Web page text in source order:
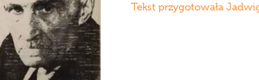
Tekst przygotowała